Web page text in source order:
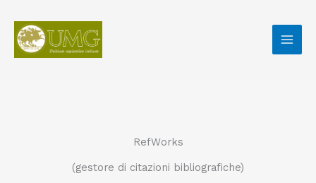
contenuto
RefWorks
(gestore di citazioni bibliografiche)